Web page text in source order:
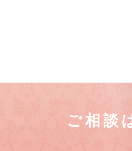
ご相談